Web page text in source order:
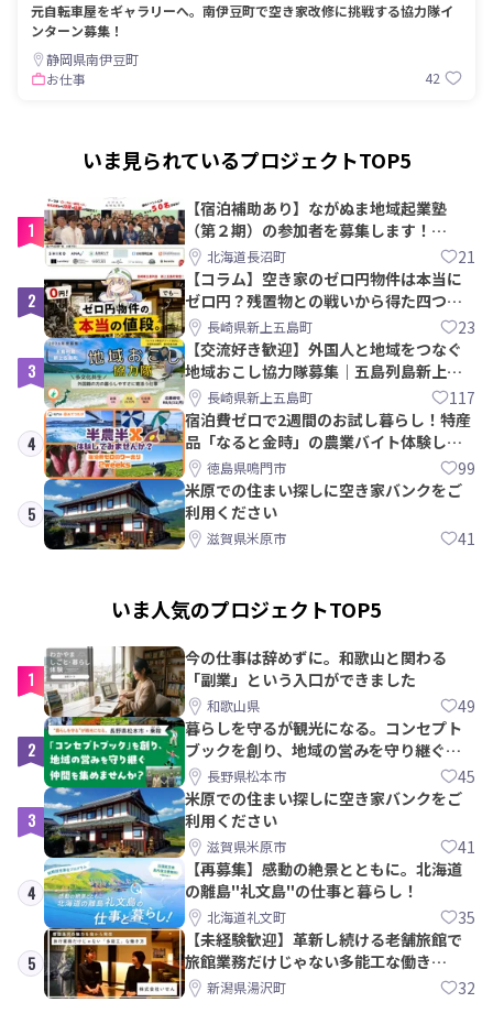
元自転車屋をギャラリーへ。南伊豆町で空き家改修に挑戦する協力隊イ
ンターン募集！
静岡県南伊豆町
お仕事
42
いま見られているプロジェクトTOP5
1
【宿泊補助あり】ながぬま地域起業塾
（第２期）の参加者を募集します！
【8/21〆】
北海道長沼町 21
2
【コラム】空き家のゼロ円物件は本当に
ゼロ円？残置物との戦いから得た四つの
教訓｜新上五島町
長崎県新上五島町 23
3
【交流好き歓迎】外国人と地域をつなぐ
地域おこし協力隊募集｜五島列島新上五
島町長崎県新上五島町 117
4
宿泊費ゼロで2週間のお試し暮らし！特産
品「なると金時」の農業バイト体験して
みませんか？
徳島県鳴門市 99
5
米原での住まい探しに空き家バンクをご
利用ください
滋賀県米原市 41
いま人気のプロジェクトTOP5
1
今の仕事は辞めずに。和歌山と関わる
「副業」という入口ができました
和歌山県 49
2
暮らしを守るが観光になる。コンセプト
ブックを創り、地域の営みを守り継ぐ仲
間を集めませんか？
長野県松本市 45
3
米原での住まい探しに空き家バンクをご
利用ください
滋賀県米原市 41
4
【再募集】感動の絶景とともに。北海道
の離島"礼文島"の仕事と暮らし！
北海道礼文町 35
5
【未経験歓迎】革新し続ける老舗旅館で
旅館業務だけじゃない多能工な働き
方。 株式会社いせん
新潟県湯沢町 32